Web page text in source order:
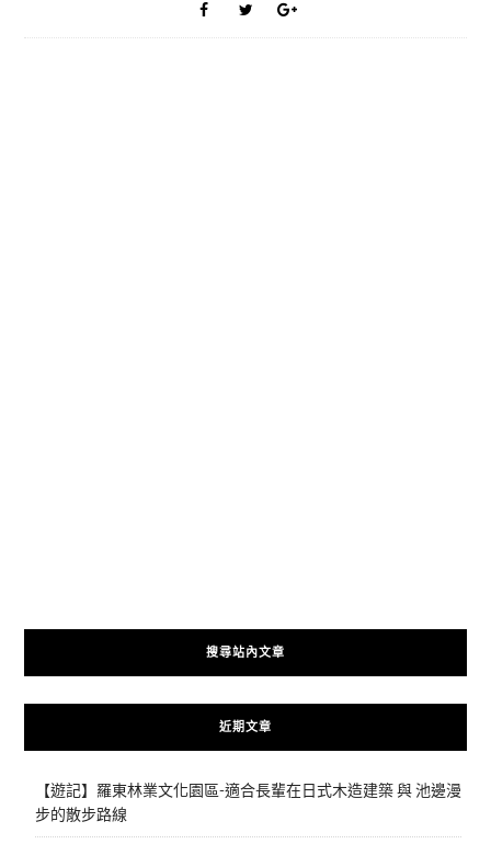
搜尋站內文章
近期文章
【遊記】羅東林業文化園區-適合長輩在日式木造建築 與 池邊漫
步的散步路線